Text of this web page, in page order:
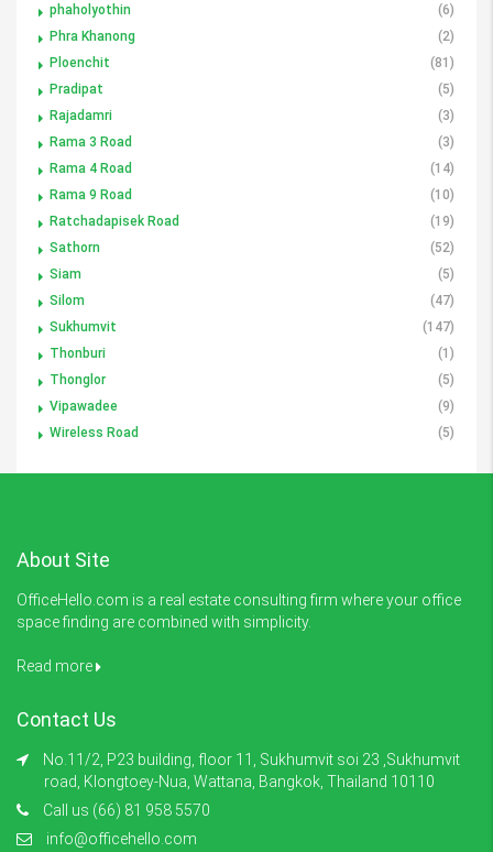
phaholyothin
(6)
Phra Khanong
(2)
Ploenchit
(81)
Pradipat
(5)
Rajadamri
(3)
Rama 3 Road
(3)
Rama 4 Road
(14)
Rama 9 Road
(10)
Ratchadapisek Road
(19)
Sathorn
(52)
Siam
(5)
Silom
(47)
Sukhumvit
(147)
Thonburi
(1)
Thonglor
(5)
Vipawadee
(9)
Wireless Road
(5)
About Site
OfficeHello.com is a real estate consulting firm where your office
space finding are combined with simplicity.
Read more
Contact Us
No.11/2, P23 building, floor 11, Sukhumvit soi 23 ,Sukhumvit
road, Klongtoey-Nua, Wattana, Bangkok, Thailand 10110
Call us (66) 81 958 5570
info@officehello.com